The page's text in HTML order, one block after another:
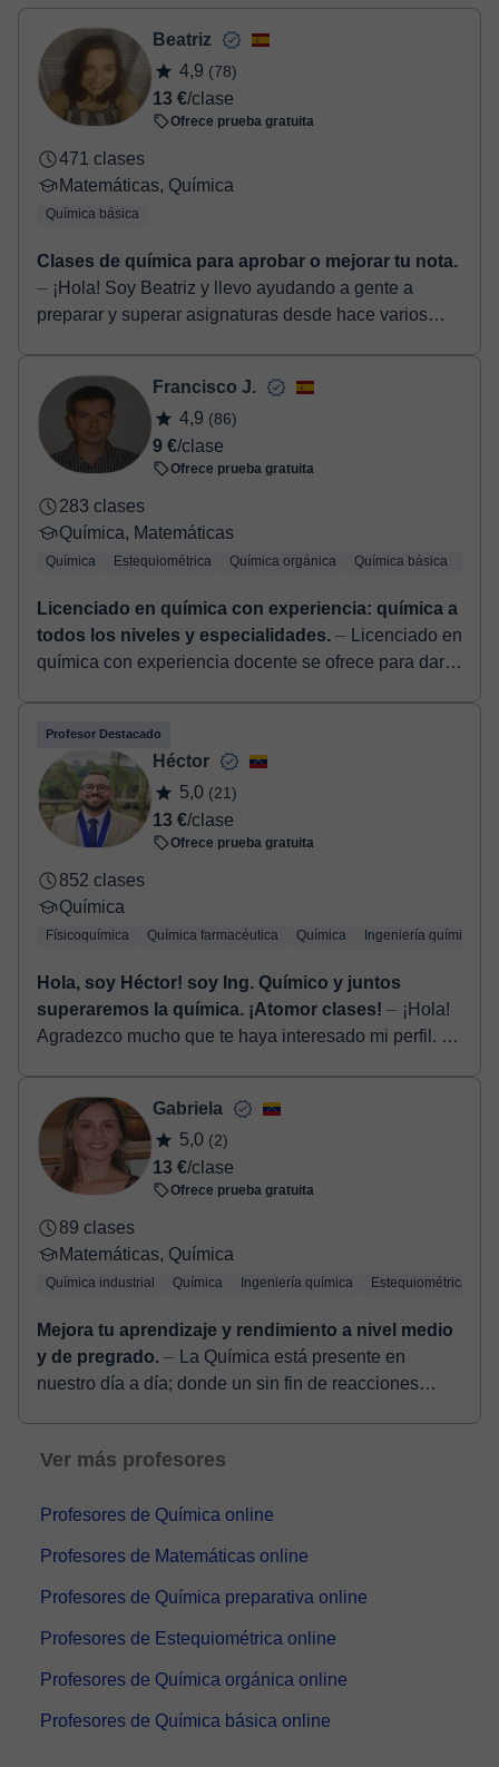
Una vez realices el pago de la clase, recibirás un e-mail de
confirmación de la reserva.
Beatriz
4,9 (78)
13 €/clase
Ofrece prueba gratuita
471 clases
Matemáticas, Química
Química básica
Clases de química para aprobar o mejorar tu nota.
⏤ ¡Hola! Soy Beatriz y llevo ayudando a gente a
preparar y superar asignaturas desde hace varios
Francisco J.
4,9 (86)
9 €/clase
Ofrece prueba gratuita
283 clases
Química, Matemáticas
Química Estequiométrica Química orgánica Química básica
Licenciado en química con experiencia: química a
todos los niveles y especialidades. ⏤ Licenciado en
química con experiencia docente se ofrece para dar
Profesor Destacado
Héctor
5,0 (21)
13 €/clase
Ofrece prueba gratuita
852 clases
Química
Físicoquímica Química farmacéutica Química Ingeniería química
Hola, soy Héctor! soy Ing. Químico y juntos
superaremos la química. ¡Atomor clases! ⏤ ¡Hola!
Agradezco mucho que te haya interesado mi perfil. Mi
Gabriela
5,0 (2)
13 €/clase
Ofrece prueba gratuita
89 clases
Matemáticas, Química
Química industrial Química Ingeniería química Estequiométrica
Mejora tu aprendizaje y rendimiento a nivel medio
y de pregrado. ⏤ La Química está presente en
nuestro día a día; donde un sin fin de reacciones
Ver más profesores
Profesores de Química online
Profesores de Matemáticas online
Profesores de Química preparativa online
Profesores de Estequiométrica online
Profesores de Química orgánica online
Profesores de Química básica online